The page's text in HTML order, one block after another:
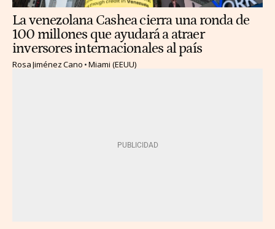
La venezolana Cashea cierra una ronda de
100 millones que ayudará a atraer
inversores internacionales al país
Rosa Jiménez Cano Miami (EEUU)